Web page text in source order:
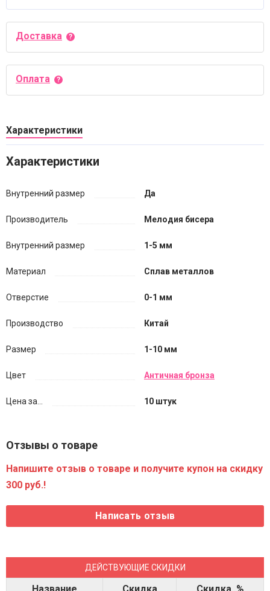
Доставка
Оплата
Характеристики
Характеристики
Внутренний размер Да
Производитель Мелодия бисера
Внутренний размер 1-5 мм
Материал Сплав металлов
Отверстие 0-1 мм
Производство Китай
Размер 1-10 мм
Цвет Античная бронза
Цена за... 10 штук
Отзывы о товаре
Напишите отзыв о товаре и получите купон на скидку
300 руб.!
ДЕЙСТВУЮЩИЕ СКИДКИ